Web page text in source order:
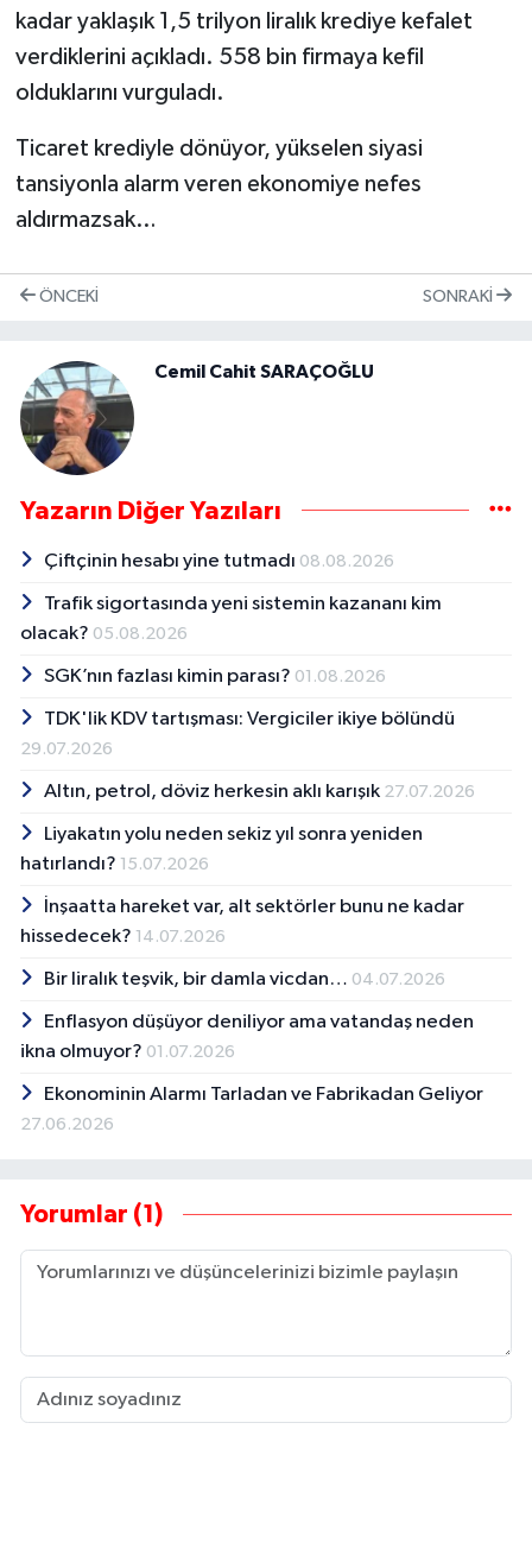
kadar yaklaşık 1,5 trilyon liralık krediye kefalet
verdiklerini açıkladı. 558 bin firmaya kefil
olduklarını vurguladı.
Ticaret krediyle dönüyor, yükselen siyasi
tansiyonla alarm veren ekonomiye nefes
aldırmazsak…
ÖNCEKI SONRAKI
Cemil Cahit SARAÇOĞLU
Yazarın Diğer Yazıları
Çiftçinin hesabı yine tutmadı 08.08.2026
Trafik sigortasında yeni sistemin kazananı kim
olacak? 05.08.2026
SGK’nın fazlası kimin parası? 01.08.2026
TDK'lik KDV tartışması: Vergiciler ikiye bölündü
29.07.2026
Altın, petrol, döviz herkesin aklı karışık 27.07.2026
Liyakatın yolu neden sekiz yıl sonra yeniden
hatırlandı? 15.07.2026
İnşaatta hareket var, alt sektörler bunu ne kadar
hissedecek? 14.07.2026
Bir liralık teşvik, bir damla vicdan… 04.07.2026
Enflasyon düşüyor deniliyor ama vatandaş neden
ikna olmuyor? 01.07.2026
Ekonominin Alarmı Tarladan ve Fabrikadan Geliyor
27.06.2026
Yorumlar (1)